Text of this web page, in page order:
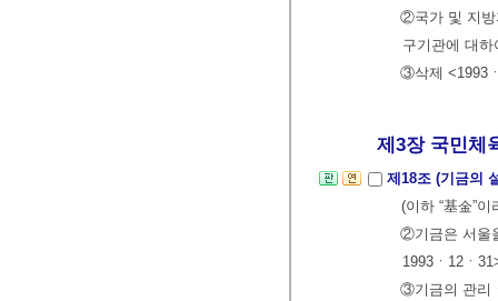
②국가 및 지방
구기관에 대
③삭제 <1993
제3장 국민체
제18조 (기금의
(이하 “基金”
②기금은 서울
1993ㆍ12ㆍ
③기금의 관리